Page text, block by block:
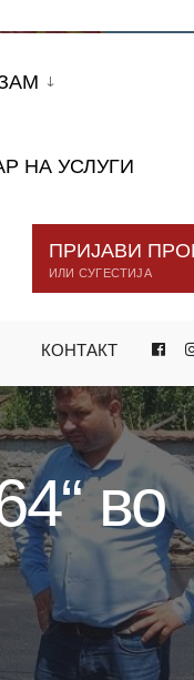
НА УСЛУГИ
ПРИЈАВИ
ИЛИ СУГЕСТИЈА
КОНТАКТ
„164“ ВО КРЊЕВО
во